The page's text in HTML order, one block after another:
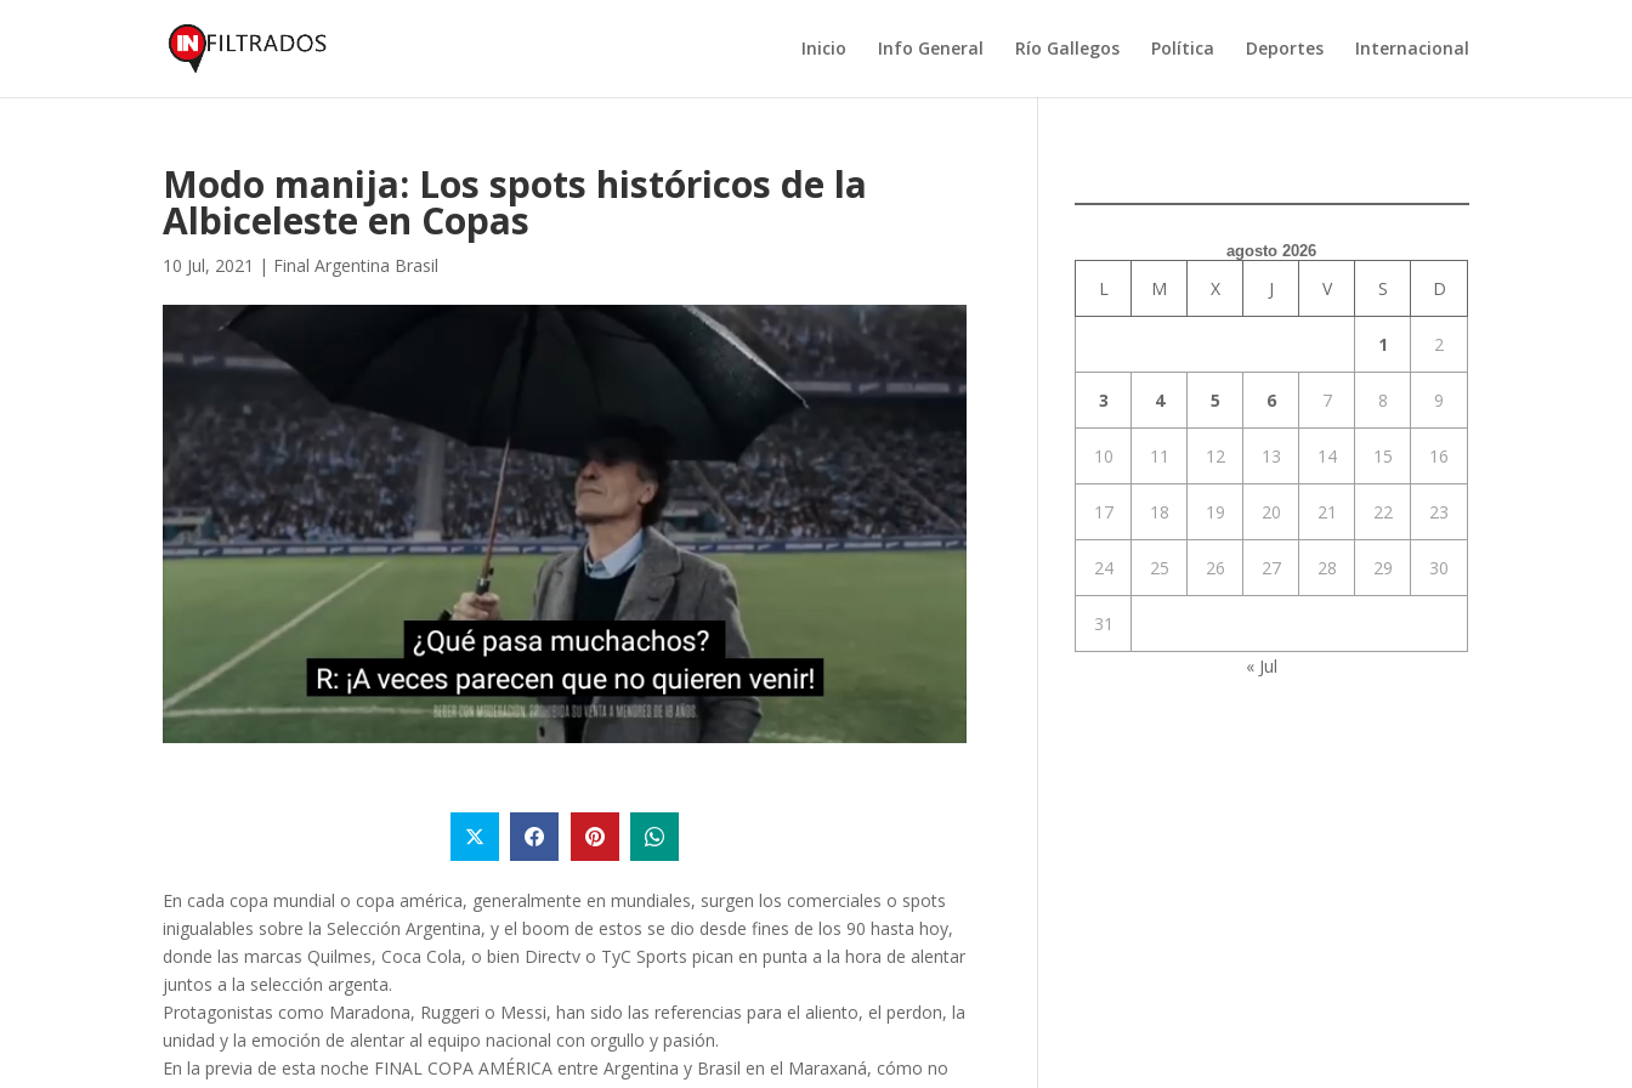
Inicio Info General Río Gallegos Política Deportes Internacional
Modo manija: Los spots históricos de la
Albiceleste en Copas
10 Jul, 2021 | Final Argentina Brasil
En cada copa mundial o copa américa, generalmente en mundiales, surgen los comerciales o spots
inigualables sobre la Selección Argentina, y el boom de estos se dio desde fines de los 90 hasta hoy,
donde las marcas Quilmes, Coca Cola, o bien Directv o TyC Sports pican en punta a la hora de alentar
juntos a la selección argenta.
Protagonistas como Maradona, Ruggeri o Messi, han sido las referencias para el aliento, el perdon, la
unidad y la emoción de alentar al equipo nacional con orgullo y pasión.
En la previa de esta noche FINAL COPA AMÉRICA entre Argentina y Brasil en el Maraxaná, cómo no
agosto 2026
L M X J V S D
1 2
3 4 5 6 7 8 9
10 11 12 13 14 15 16
17 18 19 20 21 22 23
24 25 26 27 28 29 30
31
« Jul